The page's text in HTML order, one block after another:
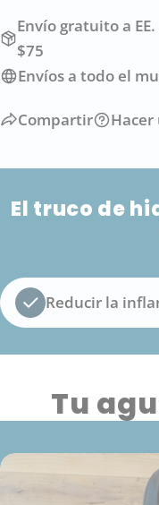
Envío gratuito a
$75
Envíos a todo el
Compartir
El truco de
Reducir la
Tu